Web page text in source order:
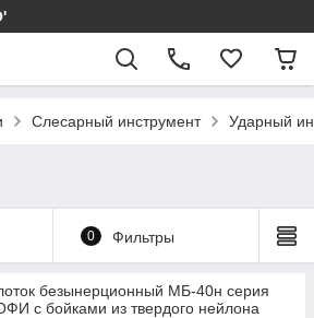
Слесарный инструмент Ударный
0 Фильтры
безынерционный МБ-40н серия
с бойками из твердого нейлона